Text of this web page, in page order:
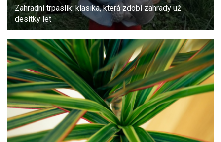
Zahradní trpaslík: klasika, která zdobí zahrady už
desítky let